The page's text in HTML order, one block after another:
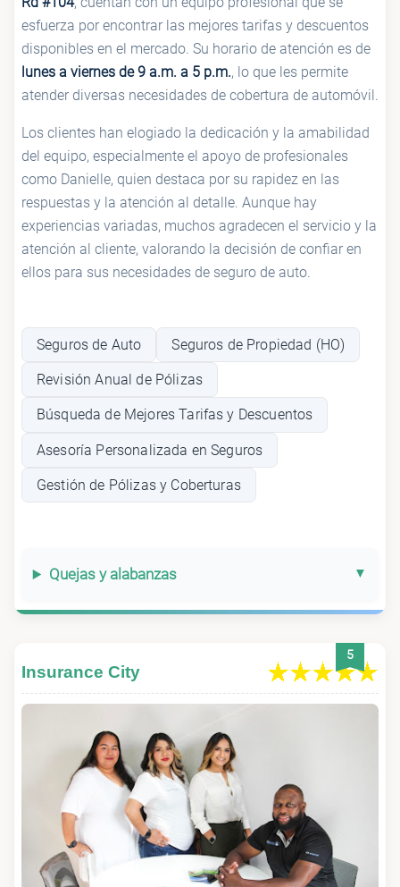
esfuerza por encontrar las mejores tarifas y descuentos
disponibles en el mercado. Su horario de atención es de
lunes a viernes de 9 a.m. a 5 p.m., lo que les permite
atender diversas necesidades de cobertura de automóvil.
Los clientes han elogiado la dedicación y la amabilidad
del equipo, especialmente el apoyo de profesionales
como Danielle, quien destaca por su rapidez en las
respuestas y la atención al detalle. Aunque hay
experiencias variadas, muchos agradecen el servicio y la
atención al cliente, valorando la decisión de confiar en
ellos para sus necesidades de seguro de auto.
Seguros de Auto Seguros de Propiedad (HO)
Revisión Anual de Pólizas
Búsqueda de Mejores Tarifas y Descuentos
Asesoría Personalizada en Seguros
Gestión de Pólizas y Coberturas
Quejas y alabanzas
5
Insurance City